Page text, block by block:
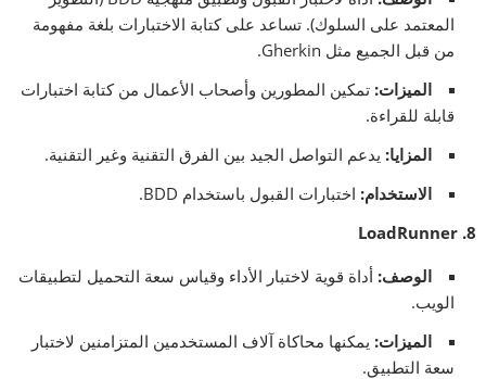
المعتمد على السلوك). تساعد على كتابة الاختبارات بلغة مفهومة
من قبل الجميع مثل Gherkin.
الميزات: تمكين المطورين وأصحاب الأعمال من كتابة اختبارات
قابلة للقراءة.
المزايا: يدعم التواصل الجيد بين الفرق التقنية وغير التقنية.
الاستخدام: اختبارات القبول باستخدام BDD.
8. LoadRunner
الوصف: أداة قوية لاختبار الأداء وقياس سعة التحميل لتطبيقات
الويب.
الميزات: يمكنها محاكاة آلاف المستخدمين المتزامنين لاختبار
سعة التطبيق.